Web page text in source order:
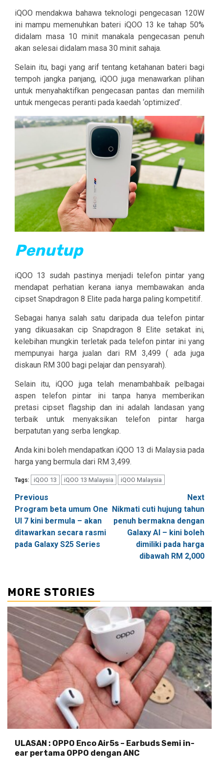
iQOO mendakwa bahawa teknologi pengecasan 120W
ini mampu memenuhkan bateri iQOO 13 ke tahap 50%
didalam masa 10 minit manakala pengecasan penuh
akan selesai didalam masa 30 minit sahaja.
Selain itu, bagi yang arif tentang ketahanan bateri bagi
tempoh jangka panjang, iQOO juga menawarkan plihan
untuk menyahaktifkan pengecasan pantas dan memilih
untuk mengecas peranti pada kaedah ‘optimized’.
Penutup
iQOO 13 sudah pastinya menjadi telefon pintar yang
mendapat perhatian kerana ianya membawakan anda
cipset Snapdragon 8 Elite pada harga paling kompetitif.
Sebagai hanya salah satu daripada dua telefon pintar
yang dikuasakan cip Snapdragon 8 Elite setakat ini,
kelebihan mungkin terletak pada telefon pintar ini yang
mempunyai harga jualan dari RM 3,499 ( ada juga
diskaun RM 300 bagi pelajar dan pensyarah).
Selain itu, iQOO juga telah menambahbaik pelbagai
aspen telefon pintar ini tanpa hanya memberikan
pretasi cipset flagship dan ini adalah landasan yang
terbaik untuk menyaksikan telefon pintar harga
berpatutan yang serba lengkap.
Anda kini boleh mendapatkan iQOO 13 di Malaysia pada
harga yang bermula dari RM 3,499.
Tags: iQOO 13 iQOO 13 Malaysia iQOO Malaysia
Post
navigation
Previous
Program beta umum One
UI 7 kini bermula – akan
ditawarkan secara rasmi
pada Galaxy S25 Series
Next
Nikmati cuti hujung tahun
penuh bermakna dengan
Galaxy AI – kini boleh
dimiliki pada harga
dibawah RM 2,000
MORE STORIES
ULASAN : OPPO Enco Air5s – Earbuds Semi in-
ear pertama OPPO dengan ANC